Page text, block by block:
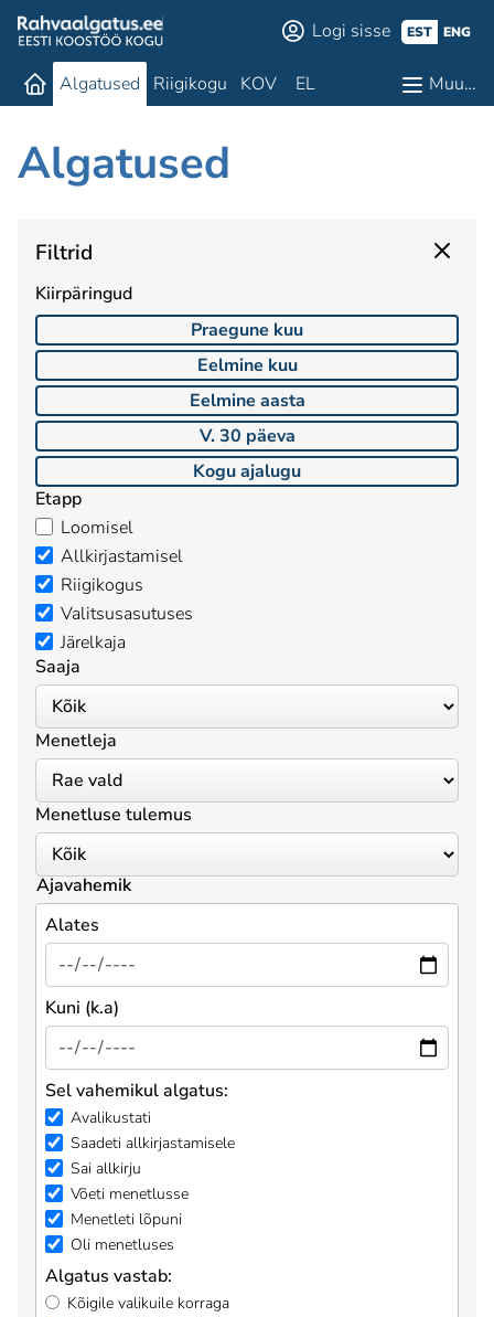
Logi sisse EST ENG
Algatused Riigikogu KOV EL Muu…
Algatused
Filtrid
Kiirpäringud
Praegune kuu
Eelmine kuu
Eelmine aasta
V. 30 päeva
Kogu ajalugu
Etapp
Loomisel
Allkirjastamisel
Riigikogus
Valitsusasutuses
Järelkaja
Saaja
Menetleja
Menetluse tulemus
Ajavahemik
Alates
Kuni (k.a)
Sel vahemikul algatus:
Avalikustati
Saadeti allkirjastamisele
Sai allkirju
Võeti menetlusse
Menetleti lõpuni
Oli menetluses
Algatus vastab:
Kõigile valikuile korraga